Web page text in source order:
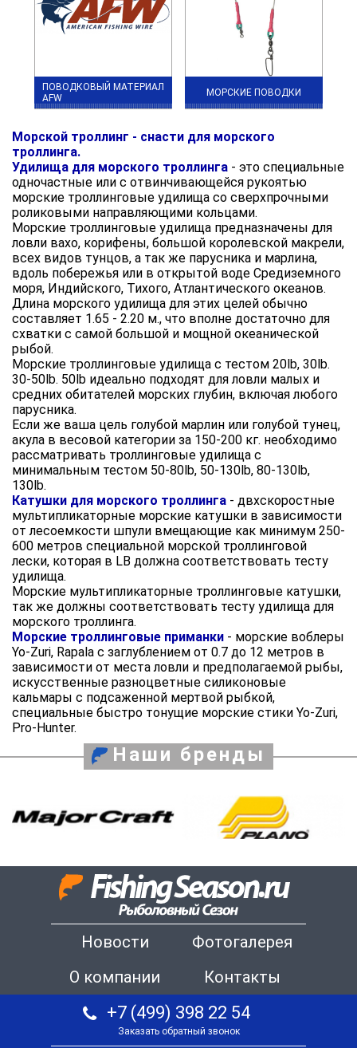
ПОВОДКОВЫЙ МАТЕРИАЛ
AFW
МОРСКИЕ ПОВОДКИ
Морской троллинг - снасти для морского
троллинга.
Удилища для морского троллинга - это специальные
одночастные или с отвинчивающейся рукоятью
морские троллинговые удилища со сверхпрочными
роликовыми направляющими кольцами.
Морские троллинговые удилища предназначены для
ловли вахо, корифены, большой королевской макрели,
всех видов тунцов, а так же парусника и марлина,
вдоль побережья или в открытой воде Средиземного
моря, Индийского, Тихого, Атлантического океанов.
Длина морского удилища для этих целей обычно
составляет 1.65 - 2.20 м., что вполне достаточно для
схватки с самой большой и мощной океанической
рыбой.
Морские троллинговые удилища с тестом 20lb, 30lb.
30-50lb. 50lb идеально подходят для ловли малых и
средних обитателей морских глубин, включая любого
парусника.
Если же ваша цель голубой марлин или голубой тунец,
акула в весовой категории за 150-200 кг. необходимо
рассматривать троллинговые удилища с
минимальным тестом 50-80lb, 50-130lb, 80-130lb,
130lb.
Катушки для морского троллинга - двхскоростные
мультипликаторные морские катушки в зависимости
от лесоемкости шпули вмещающие как минимум 250-
600 метров специальной морской троллинговой
лески, которая в LB должна соответствовать тесту
удилища.
Морские мультипликаторные троллинговые катушки,
так же должны соответствовать тесту удилища для
морского троллинга.
Морские троллинговые приманки - морские воблеры
Yo-Zuri, Rapala с заглублением от 0.7 до 12 метров в
зависимости от места ловли и предполагаемой рыбы,
искусственные разноцветные силиконовые
кальмары с подсаженной мертвой рыбкой,
специальные быстро тонущие морские стики Yo-Zuri,
Pro-Hunter.
Наши бренды
Новости
Фотогалерея
О компании
Контакты
+7 (499) 398 22 54
Заказать обратный звонок